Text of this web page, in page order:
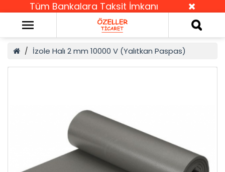
Tüm Bankalara Taksit İmkanı
İzole Halı 2 mm 10000 V (Yalıtkan Paspas)